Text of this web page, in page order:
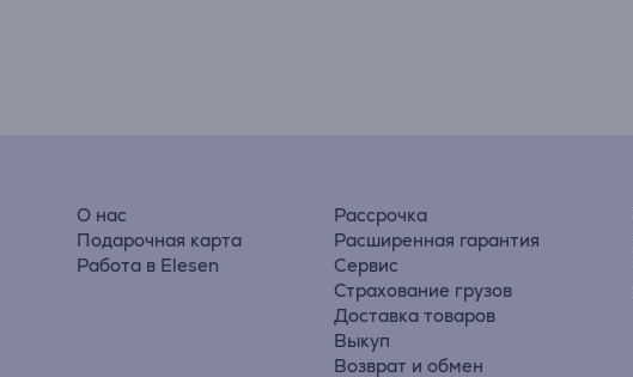
О нас
Подарочная карта
Работа в Elesen
Рассрочка
Расширенная гарантия
Сервис
Страхование грузов
Доставка товаров
Выкуп
Возврат и обмен